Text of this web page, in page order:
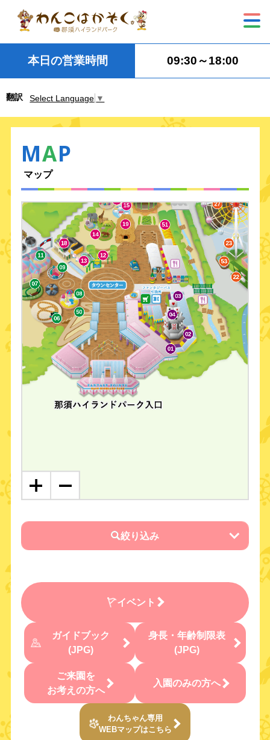
本日の営業時間 09:30～18:00
翻訳 Select Language ▼
MAP
マップ
01
02
03
04
06
07
08
09
11
12
13
14
15
17
18
19
21
22
23
27
36
38
50
51
53
絞り込み
イベント
ガイドブック
(JPG)
身長・年齢制限表
(JPG)
ご来園を
お考えの方へ
入園のみの方へ
わんちゃん専用
WEBマップはこちら